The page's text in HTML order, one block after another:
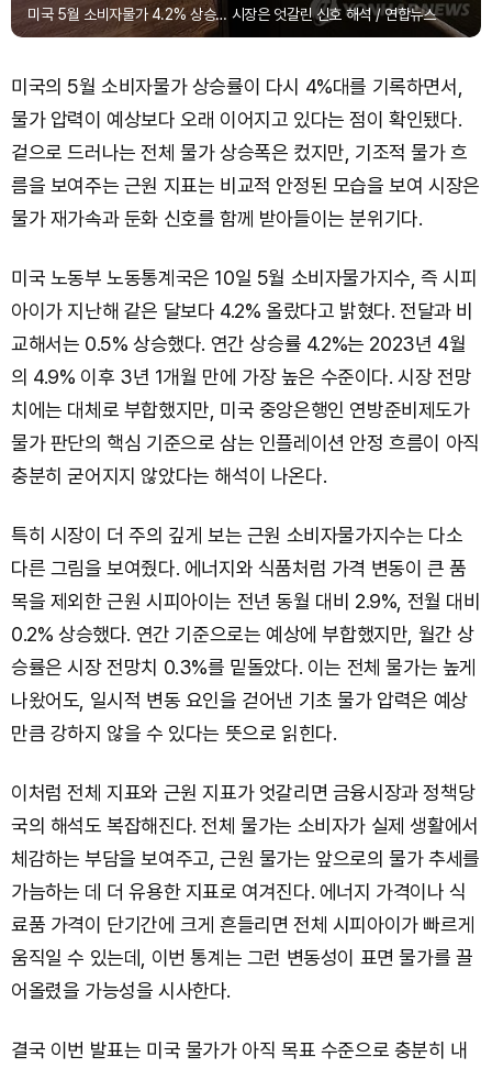
미국 5월 소비자물가 4.2% 상승… 시장은 엇갈린 신호 해석 / 연합뉴스
미국의 5월 소비자물가 상승률이 다시 4%대를 기록하면서,
물가 압력이 예상보다 오래 이어지고 있다는 점이 확인됐다.
겉으로 드러나는 전체 물가 상승폭은 컸지만, 기조적 물가 흐
름을 보여주는 근원 지표는 비교적 안정된 모습을 보여 시장은
물가 재가속과 둔화 신호를 함께 받아들이는 분위기다.
미국 노동부 노동통계국은 10일 5월 소비자물가지수, 즉 시피
아이가 지난해 같은 달보다 4.2% 올랐다고 밝혔다. 전달과 비
교해서는 0.5% 상승했다. 연간 상승률 4.2%는 2023년 4월
의 4.9% 이후 3년 1개월 만에 가장 높은 수준이다. 시장 전망
치에는 대체로 부합했지만, 미국 중앙은행인 연방준비제도가
물가 판단의 핵심 기준으로 삼는 인플레이션 안정 흐름이 아직
충분히 굳어지지 않았다는 해석이 나온다.
특히 시장이 더 주의 깊게 보는 근원 소비자물가지수는 다소
다른 그림을 보여줬다. 에너지와 식품처럼 가격 변동이 큰 품
목을 제외한 근원 시피아이는 전년 동월 대비 2.9%, 전월 대비
0.2% 상승했다. 연간 기준으로는 예상에 부합했지만, 월간 상
승률은 시장 전망치 0.3%를 밑돌았다. 이는 전체 물가는 높게
나왔어도, 일시적 변동 요인을 걷어낸 기초 물가 압력은 예상
만큼 강하지 않을 수 있다는 뜻으로 읽힌다.
이처럼 전체 지표와 근원 지표가 엇갈리면 금융시장과 정책당
국의 해석도 복잡해진다. 전체 물가는 소비자가 실제 생활에서
체감하는 부담을 보여주고, 근원 물가는 앞으로의 물가 추세를
가늠하는 데 더 유용한 지표로 여겨진다. 에너지 가격이나 식
료품 가격이 단기간에 크게 흔들리면 전체 시피아이가 빠르게
움직일 수 있는데, 이번 통계는 그런 변동성이 표면 물가를 끌
어올렸을 가능성을 시사한다.
결국 이번 발표는 미국 물가가 아직 목표 수준으로 충분히 내